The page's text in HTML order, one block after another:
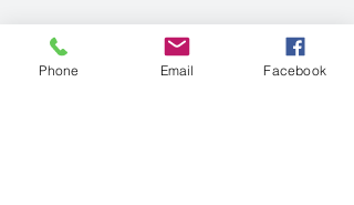
Phone Email Facebook